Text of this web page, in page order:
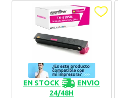
EN STOCK
ENVIO
24/48H